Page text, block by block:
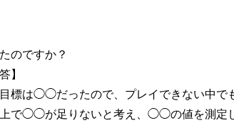
のですか？
】
標は◯◯だったので、プレイできない中で
で◯◯が足りないと考え、◯◯の値を測定